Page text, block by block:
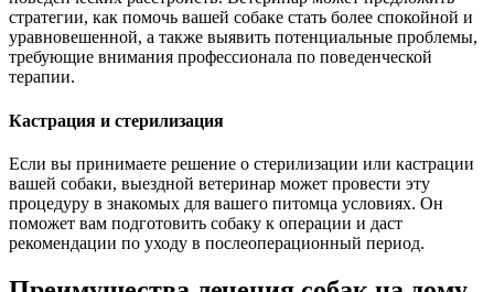
стратегии, как помочь вашей собаке стать более спокойной и
уравновешенной, а также выявить потенциальные проблемы,
требующие внимания профессионала по поведенческой
терапии.
Кастрация и стерилизация
Если вы принимаете решение о стерилизации или кастрации
вашей собаки, выездной ветеринар может провести эту
процедуру в знакомых для вашего питомца условиях. Он
поможет вам подготовить собаку к операции и даст
рекомендации по уходу в послеоперационный период.